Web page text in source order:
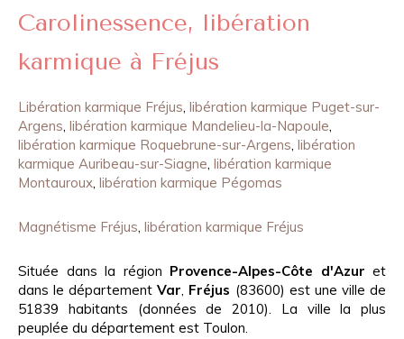
Carolinessence, libération
karmique à Fréjus
Libération karmique Fréjus, libération karmique Puget-sur-
Argens, libération karmique Mandelieu-la-Napoule,
libération karmique Roquebrune-sur-Argens, libération
karmique Auribeau-sur-Siagne, libération karmique
Montauroux, libération karmique Pégomas
Magnétisme Fréjus, libération karmique Fréjus
Située dans la région Provence-Alpes-Côte d'Azur et
dans le départementVar, Fréjus (83600) est une ville de
51839 habitants (données de 2010). La ville la plus
peuplée du département est Toulon.